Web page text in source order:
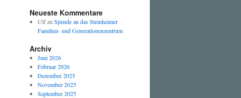
Neueste Kommentare
Ulfzu Spende an das Steinheimer
Familien- und Generationenzentrum
Archiv
Juni 2026
Februar 2026
Dezember 2025
November 2025
September 2025